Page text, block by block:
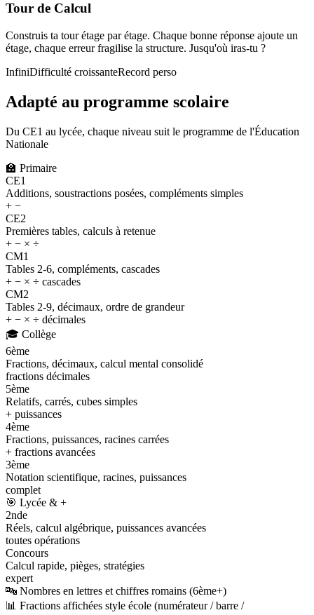
Tour de Calcul
Construis ta tour étage par étage. Chaque bonne réponse ajoute un
étage, chaque erreur fragilise la structure. Jusqu'où iras-tu ?
InfiniDifficulté croissanteRecord perso
Adapté au programme scolaire
Du CE1 au lycée, chaque niveau suit le programme de l'Éducation
Nationale
🏫 Primaire
CE1
Additions, soustractions posées, compléments simples
+ −
CE2
Premières tables, calculs à retenue
+ − × ÷
CM1
Tables 2-6, compléments, cascades
+ − × ÷ cascades
CM2
Tables 2-9, décimaux, ordre de grandeur
+ − × ÷ décimales
🎓 Collège
6ème
Fractions, décimaux, calcul mental consolidé
fractions décimales
5ème
Relatifs, carrés, cubes simples
+ puissances
4ème
Fractions, puissances, racines carrées
+ fractions avancées
3ème
Notation scientifique, racines, puissances
complet
🎯 Lycée & +
2nde
Réels, calcul algébrique, puissances avancées
toutes opérations
Concours
Calcul rapide, pièges, stratégies
expert
🔤 Nombres en lettres et chiffres romains (6ème+)
📊 Fractions affichées style école (numérateur / barre /